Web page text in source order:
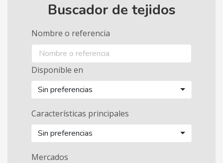
Buscador de tejidos
Nombre o referencia
Disponible en
Sin preferencias
Características principales
Sin preferencias
Mercados